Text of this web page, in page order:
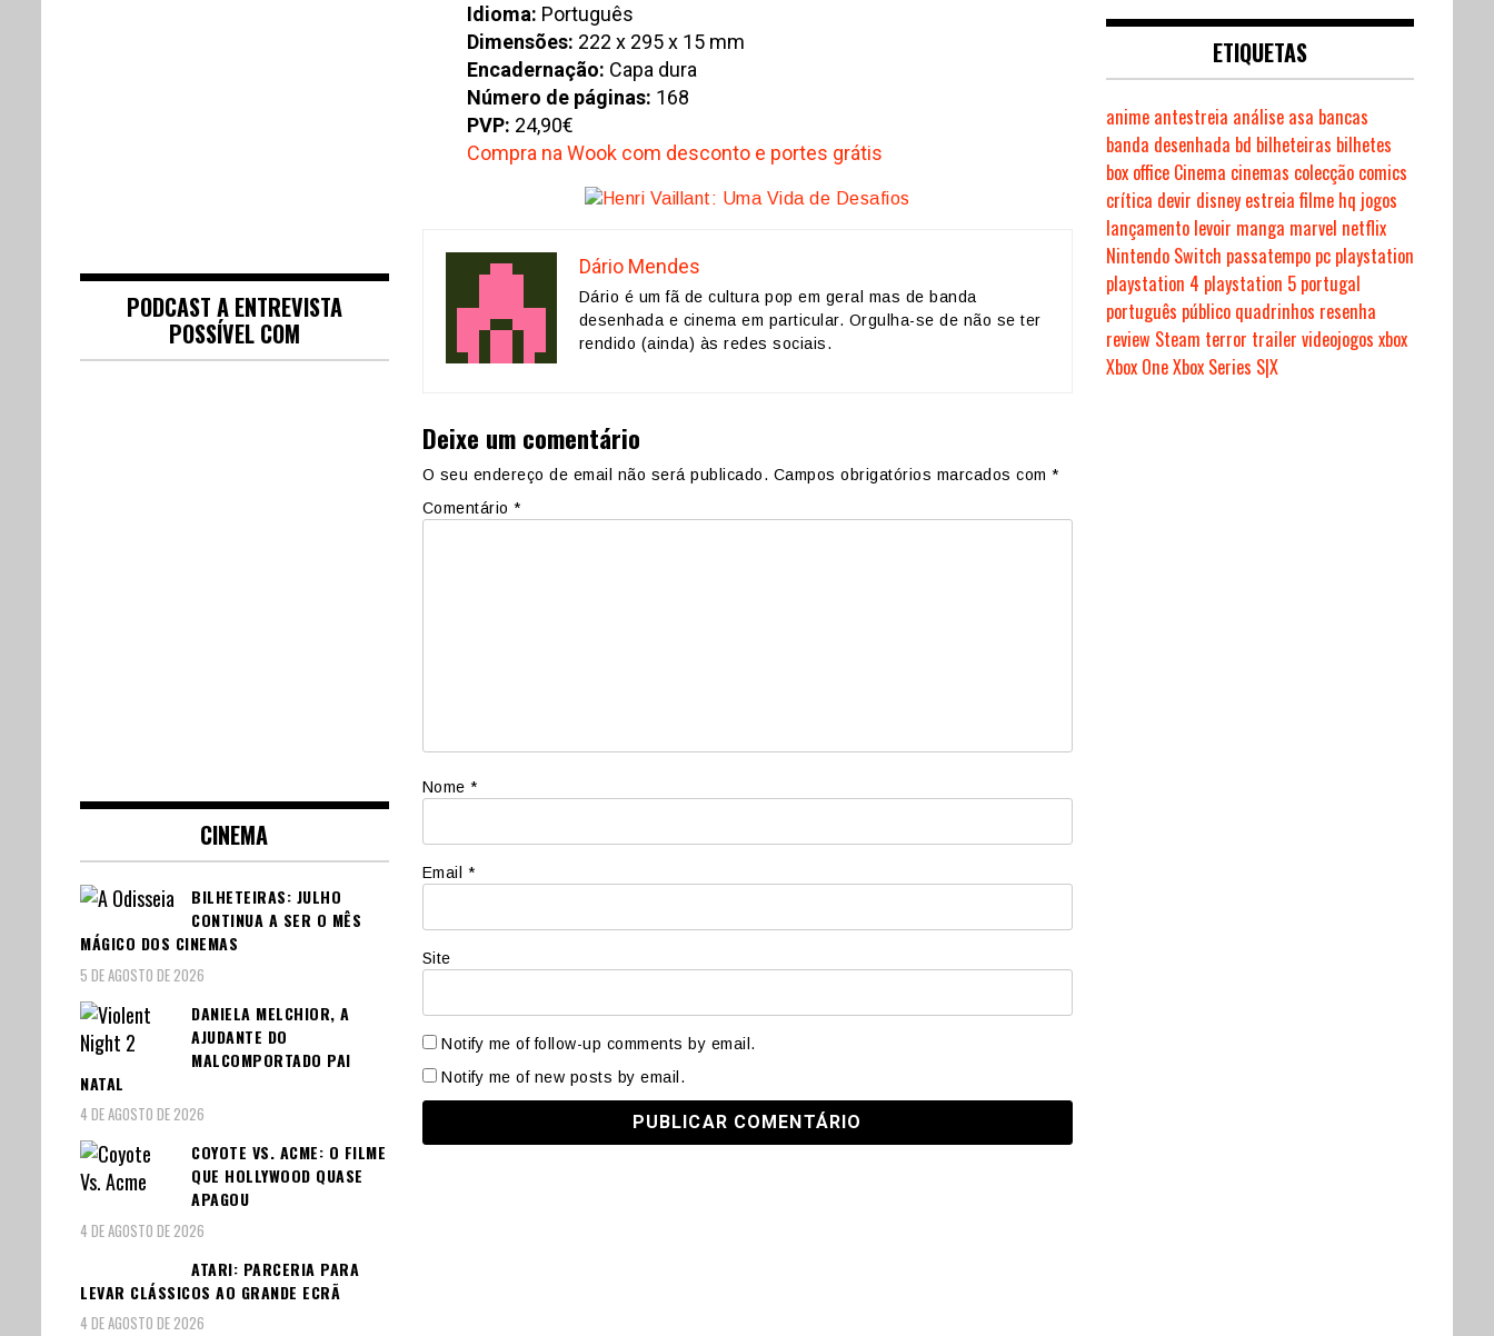
Idioma: Português
Dimensões: 222 x 295 x 15 mm
Encadernação: Capa dura
Número de páginas: 168
PVP: 24,90€
Compra na Wook com desconto e portes grátis
Dário Mendes
Dário é um fã de cultura pop em geral mas de banda
desenhada e cinema em particular. Orgulha-se de não se ter
rendido (ainda) às redes sociais.
Deixe um comentário
O seu endereço de email não será publicado. Campos obrigatórios marcados com *
Comentário *
Nome *
Email *
Site
Notify me of follow-up comments by email.
Notify me of new posts by email.
PODCAST A ENTREVISTA
POSSÍVEL COM
CINEMA
BILHETEIRAS: JULHO
CONTINUA A SER O MÊS
MÁGICO DOS CINEMAS
5 DE AGOSTO DE 2026
DANIELA MELCHIOR, A
AJUDANTE DO
MALCOMPORTADO PAI
NATAL
4 DE AGOSTO DE 2026
COYOTE VS. ACME: O FILME
QUE HOLLYWOOD QUASE
APAGOU
4 DE AGOSTO DE 2026
ATARI: PARCERIA PARA
LEVAR CLÁSSICOS AO GRANDE ECRÃ
4 DE AGOSTO DE 2026
ETIQUETAS
anime antestreia análise asa bancas
banda desenhada bd bilheteiras bilhetes
box office Cinema cinemas colecção comics
crítica devir disney estreiafilme hq jogos
lançamento levoir manga marvel netflix
Nintendo Switch passatempo pc playstation
playstation 4 playstation 5 portugal
português público quadrinhos resenha
review Steam terror trailer videojogos xbox
Xbox OneXbox Series S|X